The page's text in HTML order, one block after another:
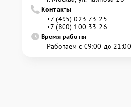
Контакты
+7 (495) 023-73-25
+7 (800) 100-33-26
Время работы
Работаем с 09:00 до 21:00